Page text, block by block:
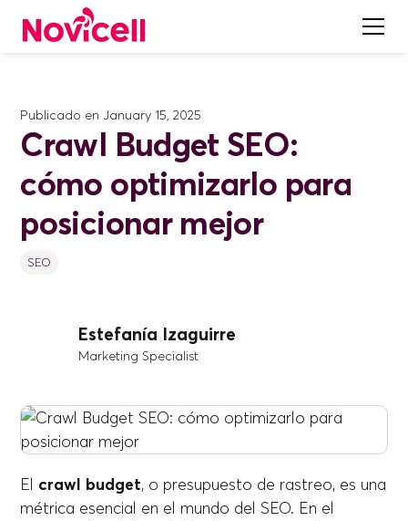
Publicado en January 15, 2025
Crawl Budget SEO:
cómo optimizarlo para
posicionar mejor
SEO
Estefanía Izaguirre
Marketing Specialist
El crawl budget, o presupuesto de rastreo, es una
métrica esencial en el mundo del SEO. En el